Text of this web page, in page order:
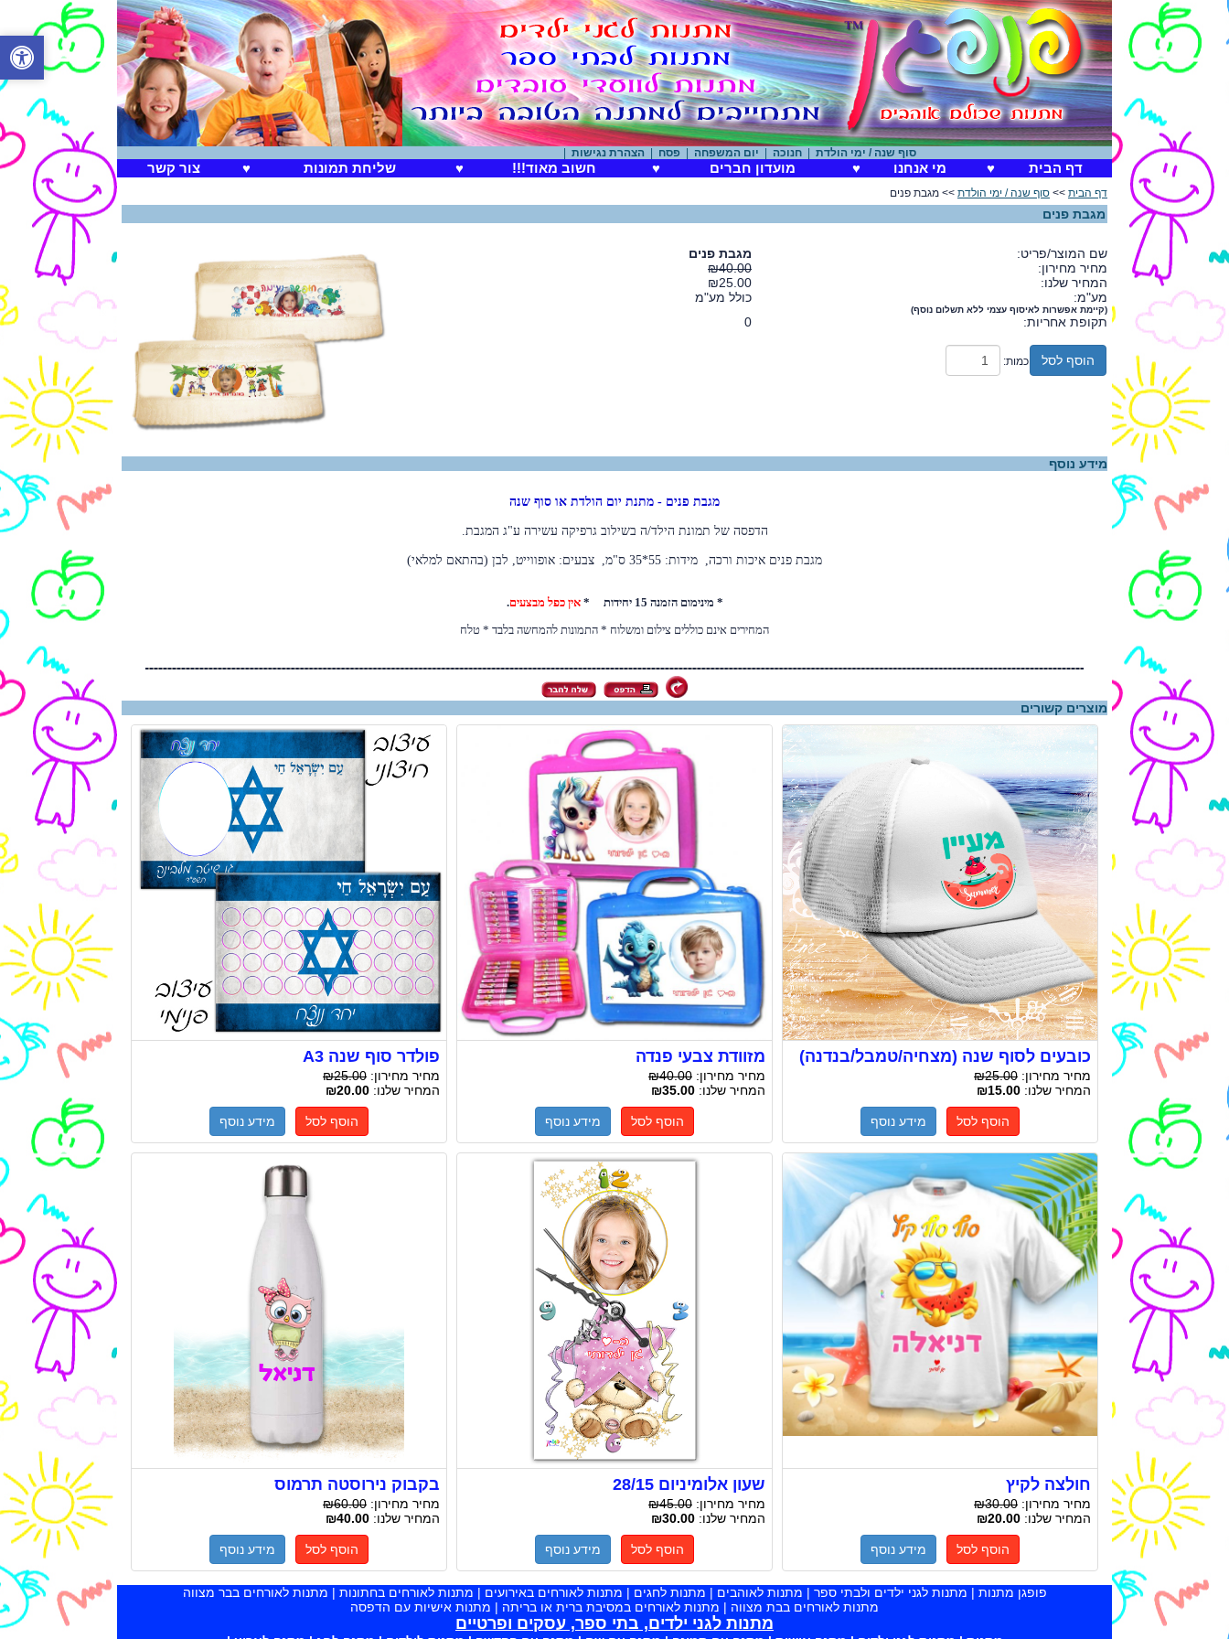
סוף שנה / ימי הולדת|חנוכה|יום המשפחה|פסח |הצהרת נגישות|
דף הבית ♥ מי אנחנו ♥ מועדון חברים ♥ חשוב מאוד!!! ♥ שליחת תמונות ♥ צור קשר
דף הבית >> סוף שנה / ימי הולדת >> מגבת פנים
מגבת פנים
שם המוצר/פריט:
מגבת פנים
מחיר מחירון:
₪40.00
המחיר שלנו:
₪25.00
מע"מ:
כולל מע"מ
(קיימת אפשרות לאיסוף עצמי ללא תשלום נוסף)
תקופת אחריות: 0
הוסף לסל כמות:
מידע נוסף
מגבת פנים - מתנת יום הולדת או סוף שנה
הדפסה של תמונת הילד/ה בשילוב גרפיקה עשירה ע"ג המגבת.
מגבת פנים איכות ורכה, מידות: 55*35 ס"מ, צבעים: אופווייט, לבן (בהתאם למלאי)
* מינימום הזמנה 15 יחידות * אין כפל מבצעים.
המחירים אינם כוללים צילום ומשלוח * התמונות להמחשה בלבד * טלח
מוצרים קשורים
כובעים לסוף שנה (מצחיה/טמבל/בנדנה)
מחיר מחירון: ₪25.00
המחיר שלנו: ₪15.00
הוסף לסל מידע נוסף
מזוודת צבעי פנדה
מחיר מחירון: ₪40.00
המחיר שלנו: ₪35.00
הוסף לסל מידע נוסף
פולדר סוף שנה A3
מחיר מחירון: ₪25.00
המחיר שלנו: ₪20.00
הוסף לסל מידע נוסף
חולצה לקיץ
מחיר מחירון: ₪30.00
המחיר שלנו: ₪20.00
הוסף לסל מידע נוסף
שעון אלומיניום 28/15
מחיר מחירון: ₪45.00
המחיר שלנו: ₪30.00
הוסף לסל מידע נוסף
בקבוק נירוסטה תרמוס
מחיר מחירון: ₪60.00
המחיר שלנו: ₪40.00
הוסף לסל מידע נוסף
פופגן מתנות | מתנות לגני ילדים ולבתי ספר | מתנות לאוהבים | מתנות לחגים | מתנות לאורחים באירועים | מתנות לאורחים בחתונות | מתנות לאורחים בבר מצווה
מתנות לאורחים בבת מצווה | מתנות לאורחים במסיבת ברית או בריתה | מתנות אישיות עם הדפסה
מתנות לגני ילדים, בתי ספר, עסקים ופרטיים